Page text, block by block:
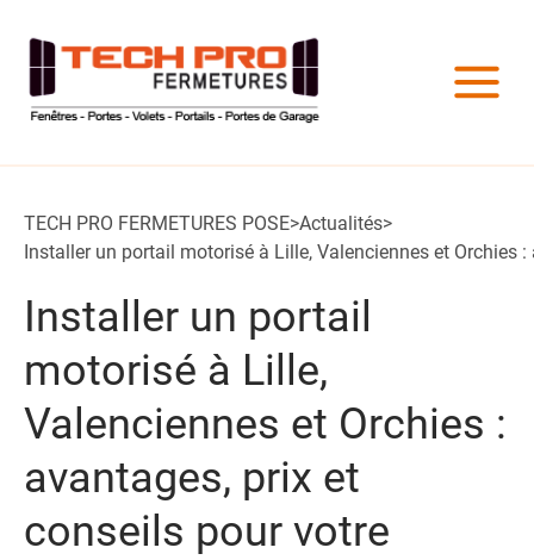
TECH PRO FERMETURES POSE>Actualités>
Installer un portail motorisé à Lille, Valenciennes et Orchies
Installer un portail
motorisé à Lille,
Valenciennes et Orchies :
avantages, prix et
conseils pour votre